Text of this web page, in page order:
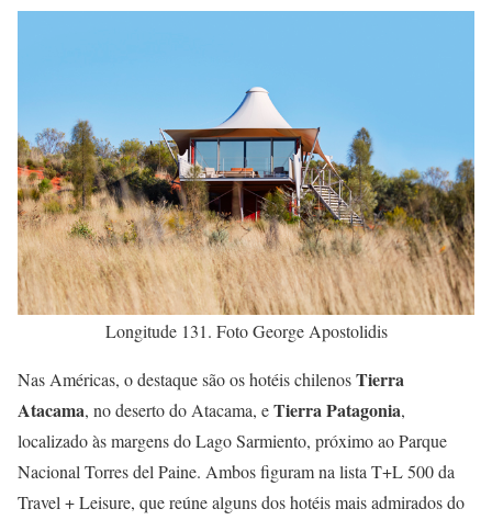
Longitude 131. Foto George Apostolidis
Nas Américas, o destaque são os hotéis chilenosTierra
Atacama, no deserto do Atacama, eTierra Patagonia,
localizado às margens do Lago Sarmiento, próximo ao Parque
Nacional Torres del Paine. Ambos figuram na lista T+L 500 da
Travel + Leisure, que reúne alguns dos hotéis mais admirados do